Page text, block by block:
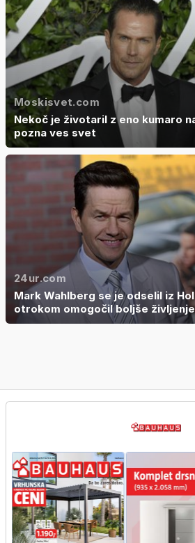
Moskisvet.com
Nekoč je životaril z eno kumaro
pozna ves svet
24ur.com
Mark Wahlberg se je odselil iz
otrokom omogočil boljše življenje